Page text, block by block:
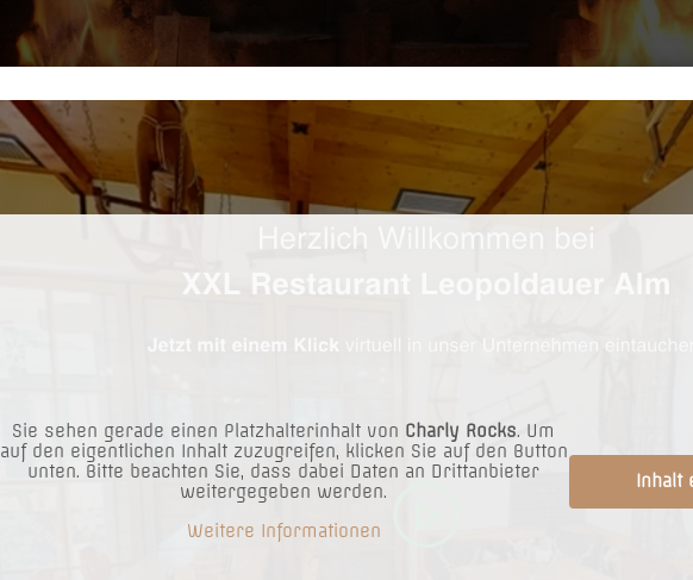
Sie sehen gerade einen Platzhalterinhalt von Charly Rocks. Um
auf den eigentlichen Inhalt zuzugreifen, klicken Sie auf den Button
unten. Bitte beachten Sie, dass dabei Daten an Drittanbieter
weitergegeben werden.
Weitere Informationen
Inhalt